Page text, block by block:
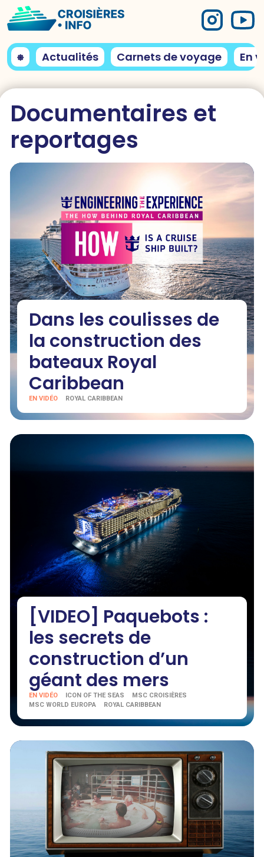
⎈ Actualités Carnets de voyage En
Documentaires et
reportages
Dans les coulisses de
la construction des
bateaux Royal
Caribbean
EN VIDÉO ROYAL CARIBBEAN
[VIDEO] Paquebots :
les secrets de
construction d’un
géant des mers
EN VIDÉO ICON OF THE SEAS
MSC CROISIÈRES
MSC WORLD EUROPA
ROYAL CARIBBEAN